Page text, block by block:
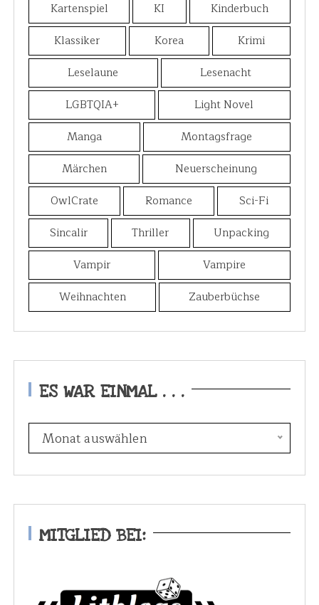
Kartenspiel
KI
Kinderbuch
Klassiker
Korea
Krimi
Leselaune
Lesenacht
LGBTQIA+
Light Novel
Manga
Montagsfrage
Märchen
Neuerscheinung
OwlCrate
Romance
Sci-Fi
Sincalir
Thriller
Unpacking
Vampir
Vampire
Weihnachten
Zauberbüchse
ES WAR EINMAL . . .
s
w
r
e
i
Monat auswählen
MITGLIED BEI: